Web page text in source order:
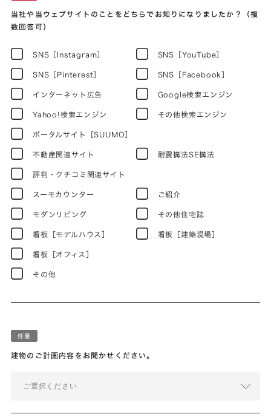
当社や当ウェブサイトのことをどちらでお知りになりましたか？（複
数回答可）
SNS［Instagram］ SNS［YouTube］
SNS［Pinterest］ SNS［Facebook］
インターネット広告 Google検索エンジン
Yahoo!検索エンジン その他検索エンジン
ポータルサイト［SUUMO］
不動産関連サイト 耐震構法SE構法
評判・クチコミ関連サイト
スーモカウンター ご紹介
モダンリビング その他住宅誌
看板［モデルハウス］ 看板［建築現場］
看板［オフィス］
その他
建物のご計画内容をお聞かせください。
ご選択ください